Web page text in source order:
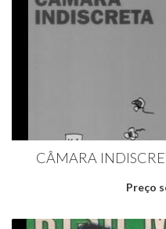
CÂMARA
Preço